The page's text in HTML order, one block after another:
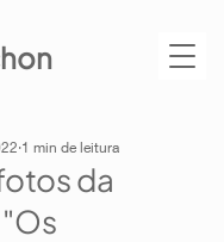
da
1 min de leitura